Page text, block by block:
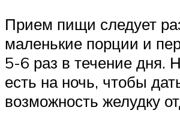
Прием пищи следует
маленькие порции и
5-6 раз в течение дня.
есть на ночь, чтобы
возможность желудку